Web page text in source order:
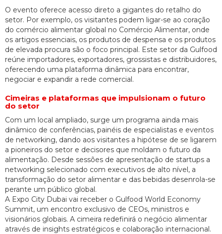
O evento oferece acesso direto a gigantes do retalho do
setor. Por exemplo, os visitantes podem ligar-se ao coração
do comércio alimentar global no Comércio Alimentar, onde
os artigos essenciais, os produtos de despensa e os produtos
de elevada procura são o foco principal. Este setor da Gulfood
reúne importadores, exportadores, grossistas e distribuidores,
oferecendo uma plataforma dinâmica para encontrar,
negociar e expandir a rede comercial.
Cimeiras e plataformas que impulsionam o futuro
do setor
Com um local ampliado, surge um programa ainda mais
dinâmico de conferências, painéis de especialistas e eventos
de networking, dando aos visitantes a hipótese de se ligarem
a pioneiros do setor e decisores que moldam o futuro da
alimentação. Desde sessões de apresentação de startups a
networking selecionado com executivos de alto nível, a
transformação do setor alimentar e das bebidas desenrola-se
perante um público global.
A Expo City Dubai vai receber o Gulfood World Economy
Summit, um encontro exclusivo de CEOs, ministros e
visionários globais. A cimeira redefinirá o negócio alimentar
através de insights estratégicos e colaboração internacional.